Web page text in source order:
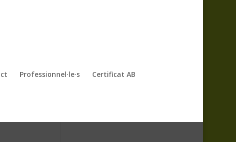
Professionnel·le·s Certificat AB